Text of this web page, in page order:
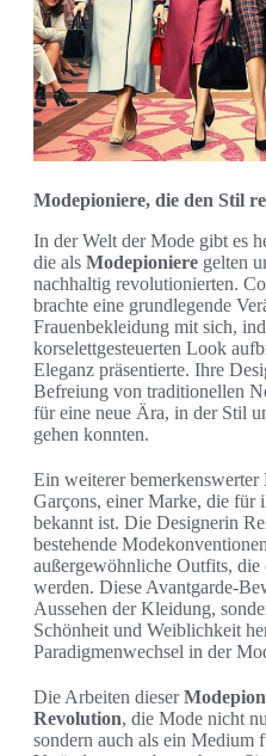
Modepioniere, die den Stil
In der Welt der Mode gibt es
die als Modepioniere gelten
nachhaltig revolutionierten.
brachte eine grundlegende
Frauenbekleidung mit sich,
korselettgesteuerten Look
Eleganz präsentierte. Ihre
Befreiung von traditionellen
für eine neue Ära, in der Stil
gehen konnten.
Ein weiterer
Garçons, einer Marke, die für
bekannt ist. Die Designerin
bestehende
außergewöhnliche Outfits,
werden. Diese Avantgarde-
Aussehen der Kleidung,
Schönheit und Weiblichkeit
Paradigmenwechsel in der
Die Arbeiten dieser
Revolution, die Mode nicht
sondern auch als ein Medium